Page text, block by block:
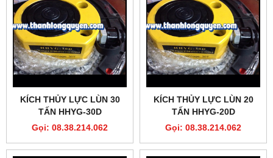
KÍCH THỦY LỰC LÙN 30
TẤN HHYG-30D
Gọi: 08.38.214.062
KÍCH THỦY LỰC LÙN 20
TẤN HHYG-20D
Gọi: 08.38.214.062